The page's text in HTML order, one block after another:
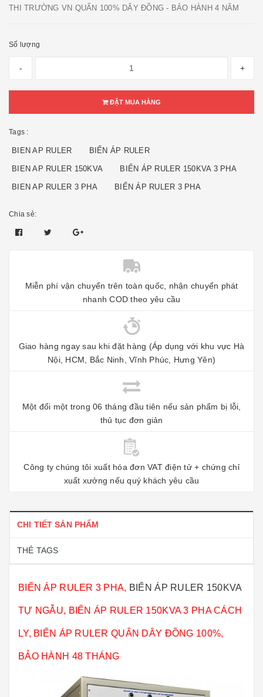
THI TRƯỜNG VN QUẤN 100% DÂY ĐỒNG - BẢO HÀNH 4 NĂM
Số lượng
- +
ĐẶT MUA HÀNG
Tags :
BIEN AP RULER BIẾN ÁP RULER
BIEN AP RULER 150KVA BIẾN ÁP RULER 150KVA 3 PHA
BIEN AP RULER 3 PHA BIẾN ÁP RULER 3 PHA
Chia sẻ:
Miễn phí vận chuyển trên toàn quốc, nhận chuyển phát
nhanh COD theo yêu cầu
Giao hàng ngay sau khi đặt hàng (Áp dụng với khu vực Hà
Nội, HCM, Bắc Ninh, Vĩnh Phúc, Hưng Yên)
Một đổi một trong 06 tháng đầu tiên nếu sản phẩm bị lỗi,
thủ tục đơn giản
Công ty chúng tôi xuất hóa đơn VAT điện tử + chứng chỉ
xuất xưởng nếu quý khách yêu cầu
CHI TIẾT SẢN PHẨM
THẺ TAGS
BIẾN ÁP RULER 3 PHA, BIẾN ÁP RULER 150KVA
TỰ NGẪU, BIẾN ÁP RULER 150KVA 3 PHA CÁCH
LY, BIẾN ÁP RULER QUẤN DÂY ĐỒNG 100%,
BẢO HÀNH 48 THÁNG